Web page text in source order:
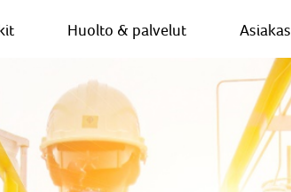
Huolto & palvelut